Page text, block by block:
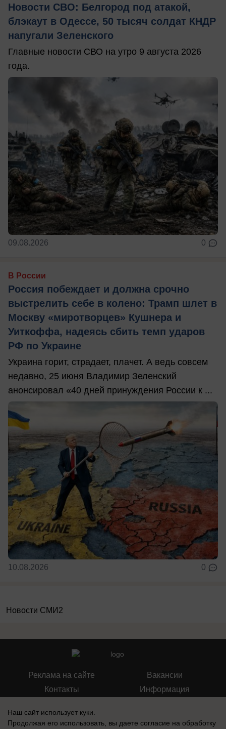
Новости СВО: Белгород под атакой,
блэкаут в Одессе, 50 тысяч солдат КНДР
напугали Зеленского
Главные новости СВО на утро 9 августа 2026
года.
09.08.2026 0
В России
Россия побеждает и должна срочно
выстрелить себе в колено: Трамп шлет в
Москву «миротворцев» Кушнера и
Уиткоффа, надеясь сбить темп ударов
РФ по Украине
Украина горит, страдает, плачет. А ведь совсем
недавно, 25 июня Владимир Зеленский
анонсировал «40 дней принуждения России к ...
10.08.2026 0
Новости СМИ2
Реклама на сайте
Контакты
Вакансии
Информация
Наш сайт использует куки.
Продолжая его использовать, вы даете согласие на обработку